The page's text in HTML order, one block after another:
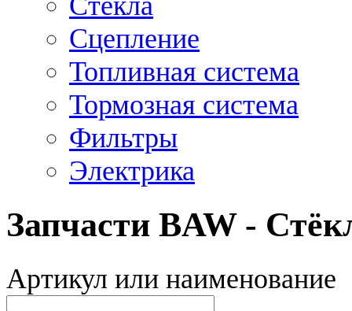
Сцепление
Топливная система
Тормозная система
Фильтры
Электрика
Запчасти BAW -
Артикул или наименование